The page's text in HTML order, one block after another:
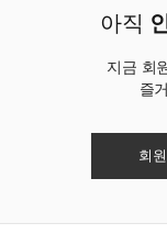
아직
지금 회
즐
회